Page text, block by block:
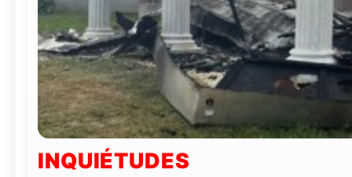
INQUIÉTUDES